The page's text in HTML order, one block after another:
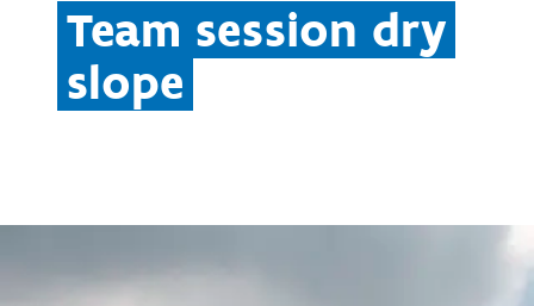
Team session dry
slope